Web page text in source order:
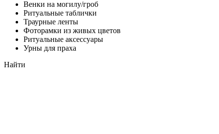
Венки на могилу/гроб
Ритуальные таблички
Траурные ленты
Фоторамки из живых цветов
Ритуальные аксессуары
Урны для праха
Найти